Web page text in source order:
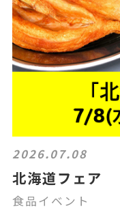
2026.07.08
北海道フェア
食品イベント